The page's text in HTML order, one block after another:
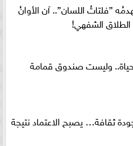
”فلتاتُ اللسان”.. آن الأوانُ
الشفهي!
حياة.. وليست صندوق قمامة
ثقافة… يصبح الاعتماد نتيجة